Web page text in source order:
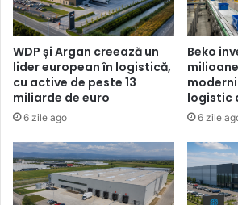
WDP și Argan creează un
lider european în logistică,
cu active de peste 13
miliarde de euro
6 zile ago
Beko
logistic
6 zile